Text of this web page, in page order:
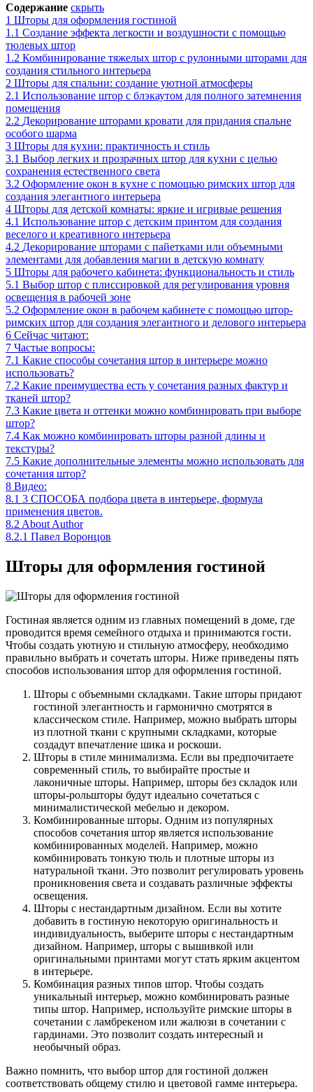
Содержание скрыть
1 Шторы для оформления гостиной
1.1 Создание эффекта легкости и воздушности с помощью
тюлевых штор
1.2 Комбинирование тяжелых штор с рулонными шторами для
создания стильного интерьера
2 Шторы для спальни: создание уютной атмосферы
2.1 Использование штор с блэкаутом для полного затемнения
помещения
2.2 Декорирование шторами кровати для придания спальне
особого шарма
3 Шторы для кухни: практичность и стиль
3.1 Выбор легких и прозрачных штор для кухни с целью
сохранения естественного света
3.2 Оформление окон в кухне с помощью римских штор для
создания элегантного интерьера
4 Шторы для детской комнаты: яркие и игривые решения
4.1 Использование штор с детским принтом для создания
веселого и креативного интерьера
4.2 Декорирование шторами с пайетками или объемными
элементами для добавления магии в детскую комнату
5 Шторы для рабочего кабинета: функциональность и стиль
5.1 Выбор штор с плиссировкой для регулирования уровня
освещения в рабочей зоне
5.2 Оформление окон в рабочем кабинете с помощью штор-
римских штор для создания элегантного и делового интерьера
6 Сейчас читают:
7 Частые вопросы:
7.1 Какие способы сочетания штор в интерьере можно
использовать?
7.2 Какие преимущества есть у сочетания разных фактур и
тканей штор?
7.3 Какие цвета и оттенки можно комбинировать при выборе
штор?
7.4 Как можно комбинировать шторы разной длины и
текстуры?
7.5 Какие дополнительные элементы можно использовать для
сочетания штор?
8 Видео:
8.1 3 СПОСОБА подбора цвета в интерьере, формула
применения цветов.
8.2 About Author
8.2.1 Павел Воронцов
Шторы для оформления гостиной
Гостиная является одним из главных помещений в доме, где
проводится время семейного отдыха и принимаются гости.
Чтобы создать уютную и стильную атмосферу, необходимо
правильно выбрать и сочетать шторы. Ниже приведены пять
способов использования штор для оформления гостиной.
Шторы с объемными складками. Такие шторы придают
гостиной элегантность и гармонично смотрятся в
классическом стиле. Например, можно выбрать шторы
из плотной ткани с крупными складками, которые
создадут впечатление шика и роскоши.
Шторы в стиле минимализма. Если вы предпочитаете
современный стиль, то выбирайте простые и
лаконичные шторы. Например, шторы без складок или
шторы-рольшторы будут идеально сочетаться с
минималистической мебелью и декором.
Комбинированные шторы. Одним из популярных
способов сочетания штор является использование
комбинированных моделей. Например, можно
комбинировать тонкую тюль и плотные шторы из
натуральной ткани. Это позволит регулировать уровень
проникновения света и создавать различные эффекты
освещения.
Шторы с нестандартным дизайном. Если вы хотите
добавить в гостиную некоторую оригинальность и
индивидуальность, выберите шторы с нестандартным
дизайном. Например, шторы с вышивкой или
оригинальными принтами могут стать ярким акцентом
в интерьере.
Комбинация разных типов штор. Чтобы создать
уникальный интерьер, можно комбинировать разные
типы штор. Например, используйте римские шторы в
сочетании с ламбрекеном или жалюзи в сочетании с
гардинами. Это позволит создать интересный и
необычный образ.
Важно помнить, что выбор штор для гостиной должен
соответствовать общему стилю и цветовой гамме интерьера.